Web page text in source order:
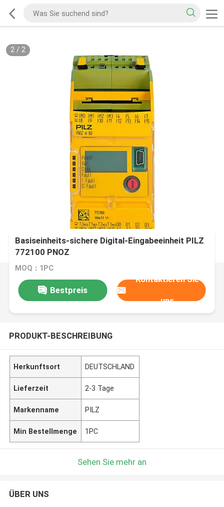
2/ 2
Basiseinheits-sichere Digital-Eingabeeinheit PILZ
772100 PNOZ
MOQ：1PC
Bestpreis
Kontaktieren Sie
uns
PRODUKT-BESCHREIBUNG
Herkunftsort DEUTSCHLAND
Lieferzeit 2-3 Tage
Markenname PILZ
Min Bestellmenge 1PC
Sehen Sie mehr an
ÜBER UNS